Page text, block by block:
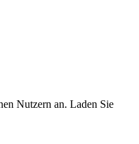
Nutzern an. Laden Sie